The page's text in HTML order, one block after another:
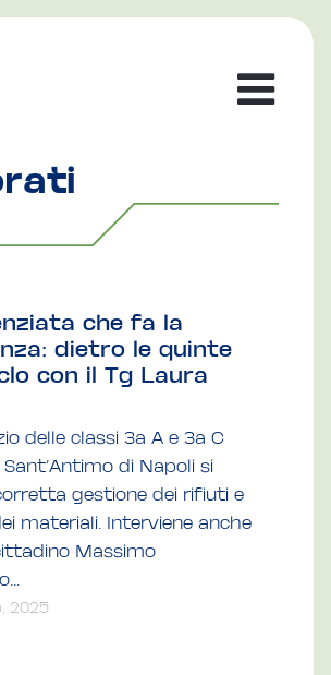
che fa la
dietro le quinte
con il Tg Laura
delle classi 3a A e 3a C
Sant’Antimo di Napoli si
gestione dei rifiuti e
materiali. Interviene anche
Massimo
2025